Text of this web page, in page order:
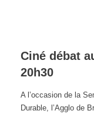
Ciné débat
20h30
A l’occasion de la
Durable, l’Agglo de